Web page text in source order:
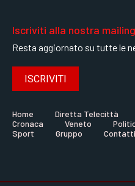
Iscriviti alla nostra
Resta aggiornato su tutte le
ISCRIVITI
Home Diretta Telecittà
Cronaca
Veneto
Sport
Gruppo Contatti